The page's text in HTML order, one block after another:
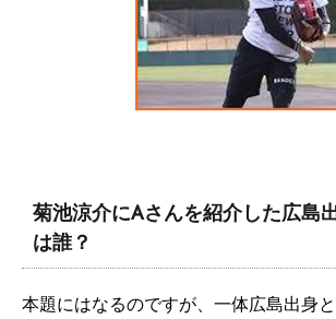
菊池涼介にAさんを紹介した広島
は誰？
本題にはなるのですが、一体広島出身